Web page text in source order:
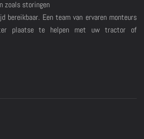
zoals storingen
Een team van ervaren monteurs
plaatse te helpen met uw tractor of